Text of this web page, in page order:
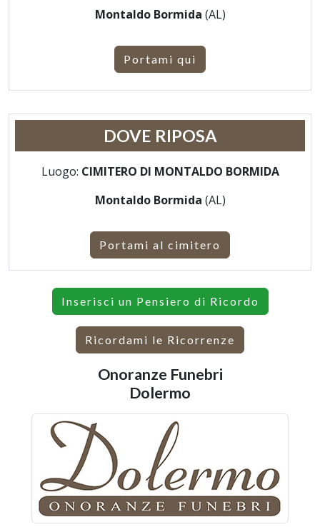
Montaldo Bormida (AL)
Portami qui
DOVE RIPOSA
Luogo: CIMITERO DI MONTALDO BORMIDA
Montaldo Bormida (AL)
Portami al cimitero
Inserisci un Pensiero di Ricordo
Ricordami le Ricorrenze
Onoranze Funebri
Dolermo